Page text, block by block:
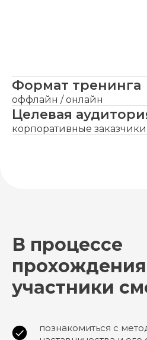
Формат тренинга
оффлайн / онлайн
Целевая
корпоративные заказчики
В процессе
участники
познакомиться с
Программа
тренинга
«
Продолжительность – 1